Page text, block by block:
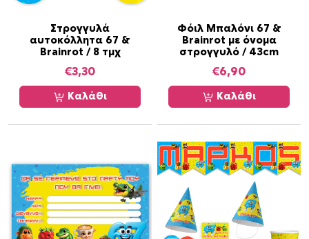
Στρογγυλά
αυτοκόλλητα 67 &
Brainrot / 8 τμχ
€3,30
Καλάθι
Φόιλ Μπαλόνι 67 &
Brainrot με όνομα
στρογγυλό / 43cm
€6,90
Καλάθι